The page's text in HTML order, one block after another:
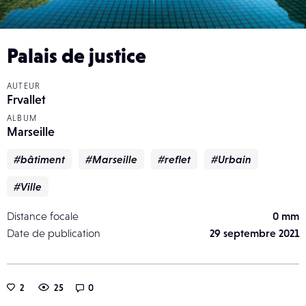
Palais de justice
AUTEUR
Frvallet
ALBUM
Marseille
#bâtiment #Marseille #reflet #Urbain
#Ville
Distance focale
0 mm
Date de publication
29 septembre 2021
2 25 0